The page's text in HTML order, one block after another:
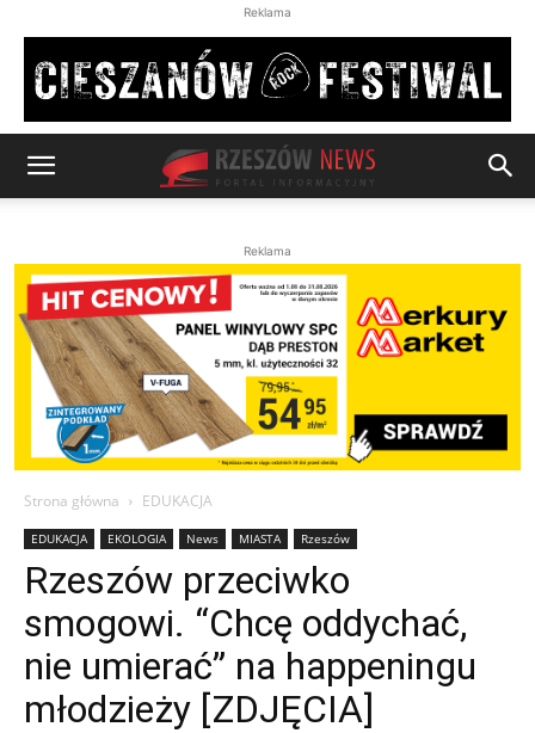
Reklama
Reklama
Strona główna EDUKACJA
EDUKACJA EKOLOGIA News MIASTA Rzeszów
Rzeszów przeciwko
smogowi. “Chcę oddychać,
nie umierać” na happeningu
młodzieży [ZDJĘCIA]